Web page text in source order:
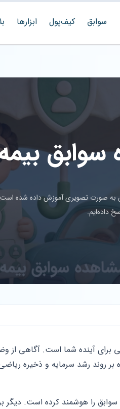
سوابق کیف‌پول ابزارها
داده‌ایم.
برای آینده شما است. آگاهی از
بر روند رشد سرمایه و ذخیره
را هوشمند کرده است. دیگر